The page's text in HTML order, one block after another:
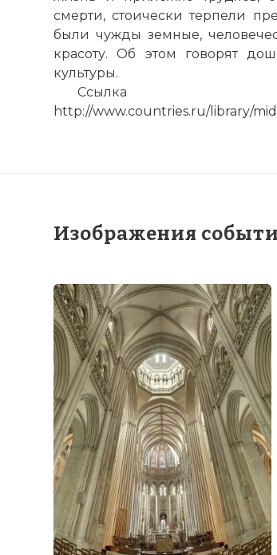
смерти, стоически терпели
были чужды земные,
красоту. Об этом говорят
культуры.
Ссылка
http://www.countries.ru/library/
Изображения